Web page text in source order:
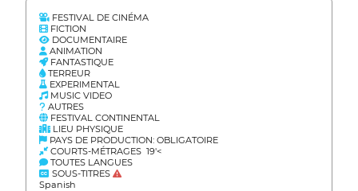
FESTIVAL DE CINÉMA
FICTION
DOCUMENTAIRE
ANIMATION
FANTASTIQUE
TERREUR
EXPERIMENTAL
MUSIC VIDEO
AUTRES
FESTIVAL CONTINENTAL
LIEU PHYSIQUE
PAYS DE PRODUCTION: OBLIGATOIRE
COURTS-MÉTRAGES 19'<
TOUTES LANGUES
SOUS-TITRES
Spanish